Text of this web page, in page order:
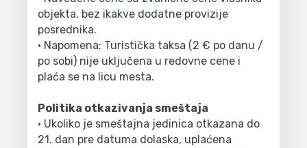
objekta, bez ikakve dodatne provizije
posrednika.
• Napomena: Turistička taksa (2 € po danu /
po sobi) nije uključena u redovne cene i
plaća se na licu mesta.
Politika otkazivanja smeštaja
• Ukoliko je smeštajna jedinica otkazana do
21. dan pre datuma dolaska, uplaćena